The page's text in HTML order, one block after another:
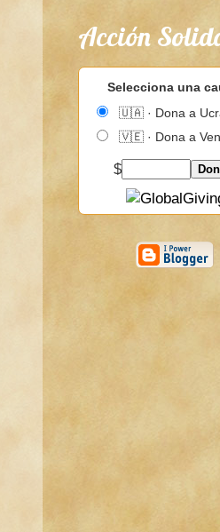
Acción
Selecciona una
🇺🇦 · Dona a
🇻🇪 · Dona a
$